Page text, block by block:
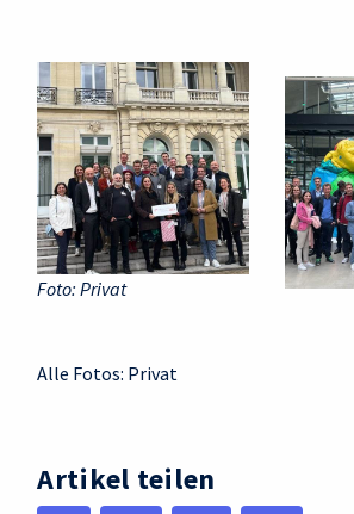
Foto: Privat
Alle Fotos: Privat
Artikel teilen